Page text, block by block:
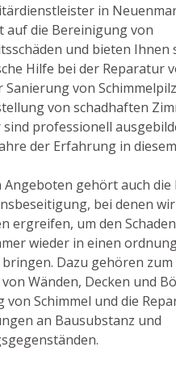
in
auf die Bereinigung von
und bieten Ihnen
Hilfe bei der Reparatur
Sanierung von
von schadhaften
professionell
der Erfahrung in
Angeboten gehört auch
bei denen
ergreifen, um den
wieder in einen
Dazu gehören zum
Wänden, Decken und
von Schimmel und die
an Bausubstanz und